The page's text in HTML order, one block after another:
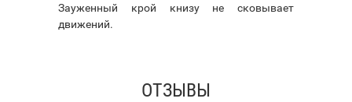
Зауженный крой книзу не сковывает
движений.
ОТЗЫВЫ